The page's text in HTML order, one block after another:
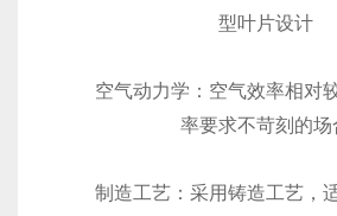
型叶片设计
空气动力学‌：空气效率相对
率要求不苛刻的场
制造工艺‌：采用铸造工艺，适